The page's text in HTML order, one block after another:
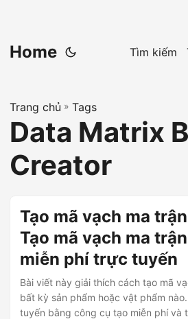
Home Tìm kiếm
Trang chủ » Tags
Data Matrix
Creator
Tạo mã vạch ma
Tạo mã vạch ma
miễn phí trực tuyến
Bài viết này giải thích cách tạo mã
bất kỳ sản phẩm hoặc vật phẩm
tuyến bằng công cụ tạo miễn phí và